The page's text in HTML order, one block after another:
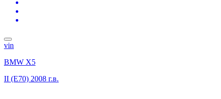
vin
BMW X5
II (E70) 2008 г.в.